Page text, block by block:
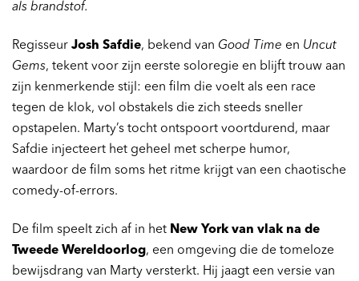
als brandstof.
Regisseur Josh Safdie, bekend van Good Time en Uncut
Gems, tekent voor zijn eerste soloregie en blijft trouw aan
zijn kenmerkende stijl: een film die voelt als een race
tegen de klok, vol obstakels die zich steeds sneller
opstapelen. Marty’s tocht ontspoort voortdurend, maar
Safdie injecteert het geheel met scherpe humor,
waardoor de film soms het ritme krijgt van een chaotische
comedy-of-errors.
De film speelt zich af in het New York van vlak na de
Tweede Wereldoorlog, een omgeving die de tomeloze
bewijsdrang van Marty versterkt. Hij jaagt een versie van